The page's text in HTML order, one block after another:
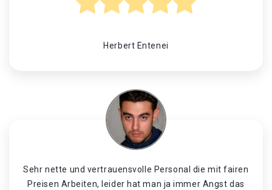
Herbert Entenei
Sehr nette und vertrauensvolle Personal die mit fairen
Preisen Arbeiten, leider hat man ja immer Angst das